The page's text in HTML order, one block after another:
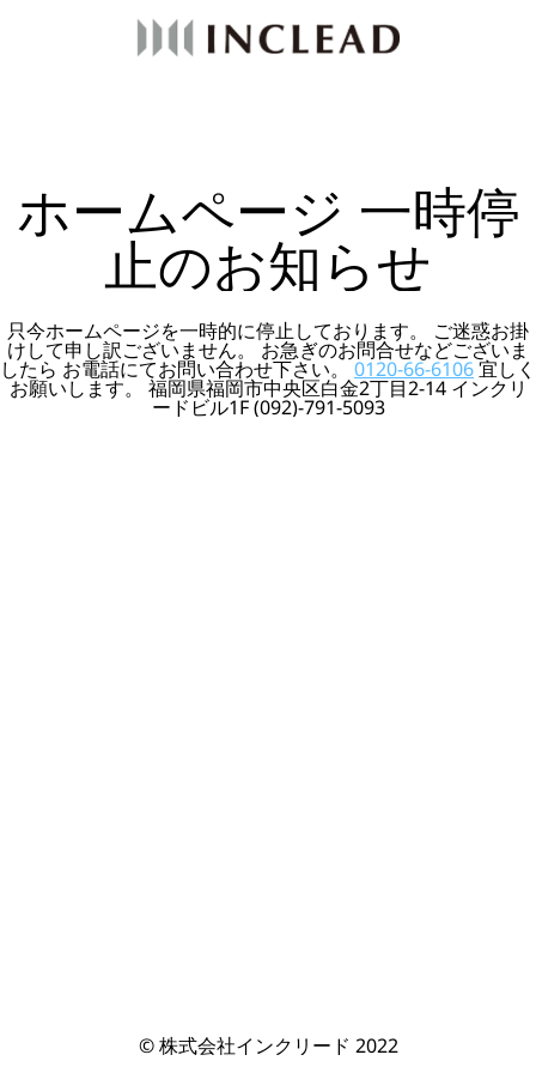
ホームページ 一時停
止のお知らせ
只今ホームページを一時的に停止しております。 ご迷惑お掛
けして申し訳ございません。 お急ぎのお問合せなどございま
したら お電話にてお問い合わせ下さい。0120-66-6106宜しく
お願いします。 福岡県福岡市中央区白金2丁目2-14 インクリ
ードビル1F (092)-791-5093
© 株式会社インクリード 2022